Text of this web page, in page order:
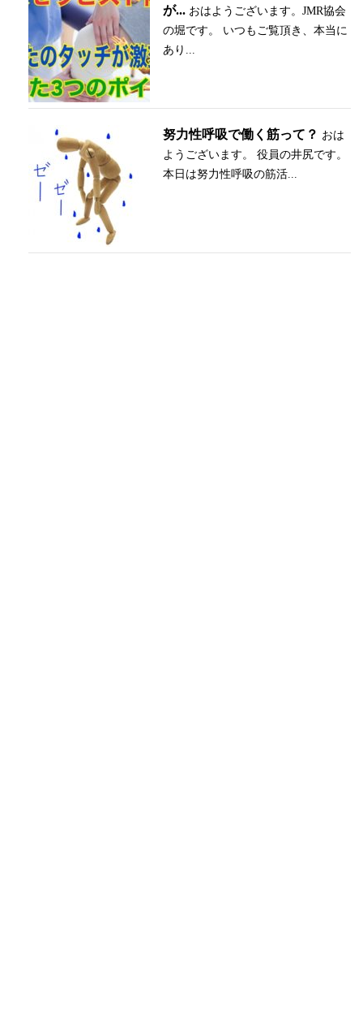
が... おはようございます。JMR協会
の堀です。 いつもご覧頂き、本当に
あり...
努力性呼吸で働く筋って？ おは
ようございます。 役員の井尻です。
本日は努力性呼吸の筋活...